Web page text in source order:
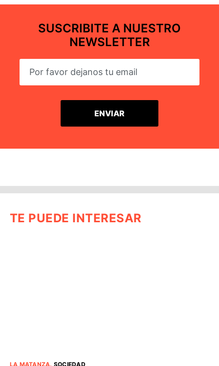
SUSCRIBITE A NUESTRO
NEWSLETTER
TE PUEDE INTERESAR
LA MATANZA. SOCIEDAD